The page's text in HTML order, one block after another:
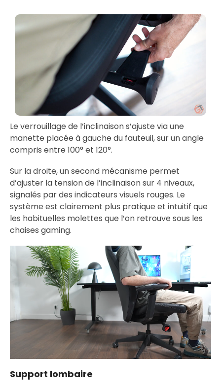
Le verrouillage de l’inclinaison s’ajuste via une
manette placée à gauche du fauteuil, sur un angle
compris entre 100° et 120°.
Sur la droite, un second mécanisme permet
d’ajuster la tension de l’inclinaison sur 4 niveaux,
signalés par des indicateurs visuels rouges. Le
système est clairement plus pratique et intuitif que
les habituelles molettes que l’on retrouve sous les
chaises gaming.
Support lombaire